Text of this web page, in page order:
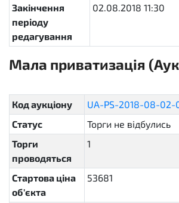
Закінчення
періоду
редагування
02.08.2018 11:30
Мала приватизація
Код аукціону
UA-PS-2018-08-02-
Статус
Торги не відбулись
Торги
проводяться
1
Стартова ціна
об'єкта
53681